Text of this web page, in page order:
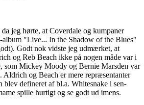
jeg hørte, at Coverdale og kumpaner
album "Live... In the Shadow of the Blues"
Godt nok vidste jeg udmærket, at
og Reb Beach ikke på nogen måde var i
som Mickey Moody og Bernie Marsden var
og Beach er mere repræsentanter
blev defineret af bl.a. Whitesnake i sen-
spille hurtigt og se godt ud imens.